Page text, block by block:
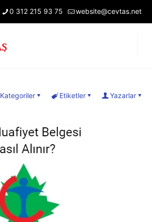
0 312 215 93 75 website@cevtas.net
Kategoriler Etiketler Yazarlar